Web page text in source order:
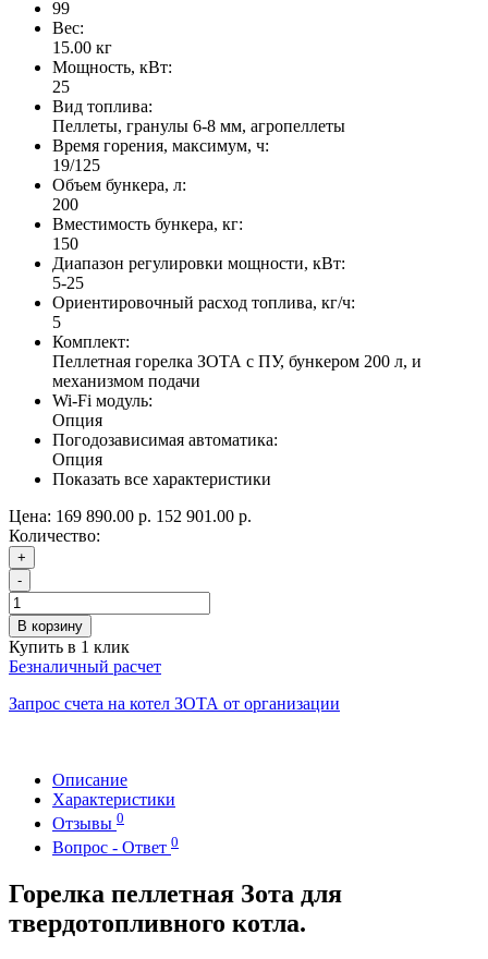
99
Вес:
15.00 кг
Мощность, кВт:
25
Вид топлива:
Пеллеты, гранулы 6-8 мм, агропеллеты
Время горения, максимум, ч:
19/125
Объем бункера, л:
200
Вместимость бункера, кг:
150
Диапазон регулировки мощности, кВт:
5-25
Ориентировочный расход топлива, кг/ч:
5
Комплект:
Пеллетная горелка ЗОТА с ПУ, бункером 200 л, и
механизмом подачи
Wi-Fi модуль:
Опция
Погодозависимая автоматика:
Опция
Показать все характеристики
Цена: 169 890.00 р. 152 901.00 р.
Количество:
+
-
В корзину
Купить в 1 клик
Безналичный расчет
Запрос счета на котел ЗОТА от организации
Описание
Характеристики
Отзывы 0
Вопрос - Ответ 0
Горелка пеллетная Зота для
твердотопливного котла.